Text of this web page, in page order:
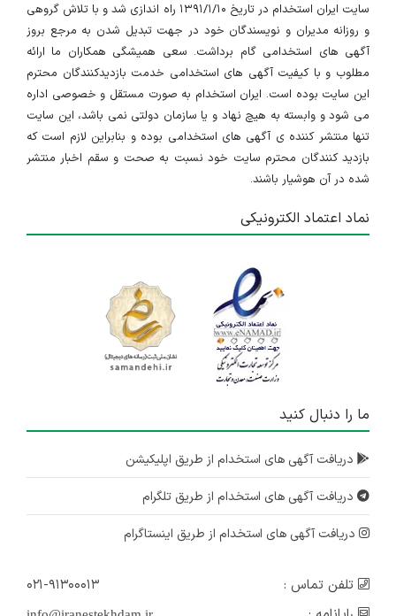
سایت ایران استخدام در تاریخ ۱۳۹۱/۱/۱۰ راه اندازی شد و با تلاش گروهی
و روزانه مدیران و نویسندگان خود در جهت تبدیل شدن به مرجع بروز
آگهی های استخدامی گام برداشت. سعی همیشگی همکاران ما ارائه
مطلوب و با کیفیت آگهی های استخدامی خدمت بازدیدکنندگان محترم
این سایت بوده است. ایران استخدام به صورت مستقل و خصوصی اداره
می شود و وابسته به هیچ نهاد و یا سازمان دولتی نمی باشد، این سایت
تنها منتشر کننده ی آگهی های استخدامی بوده و بنابراین لازم است که
بازدید کنندگان محترم سایت خود نسبت به صحت و سقم اخبار منتشر
شده در آن هوشیار باشند.
نماد اعتماد الکترونیکی
ما را دنبال کنید
دریافت آگهی های استخدام از طریق اپلیکیشن
دریافت آگهی های استخدام از طریق تلگرام
دریافت آگهی های استخدام از طریق اینستاگرام
تلفن تماس :
۰۲۱-۹۱۳۰۰۰۱۳